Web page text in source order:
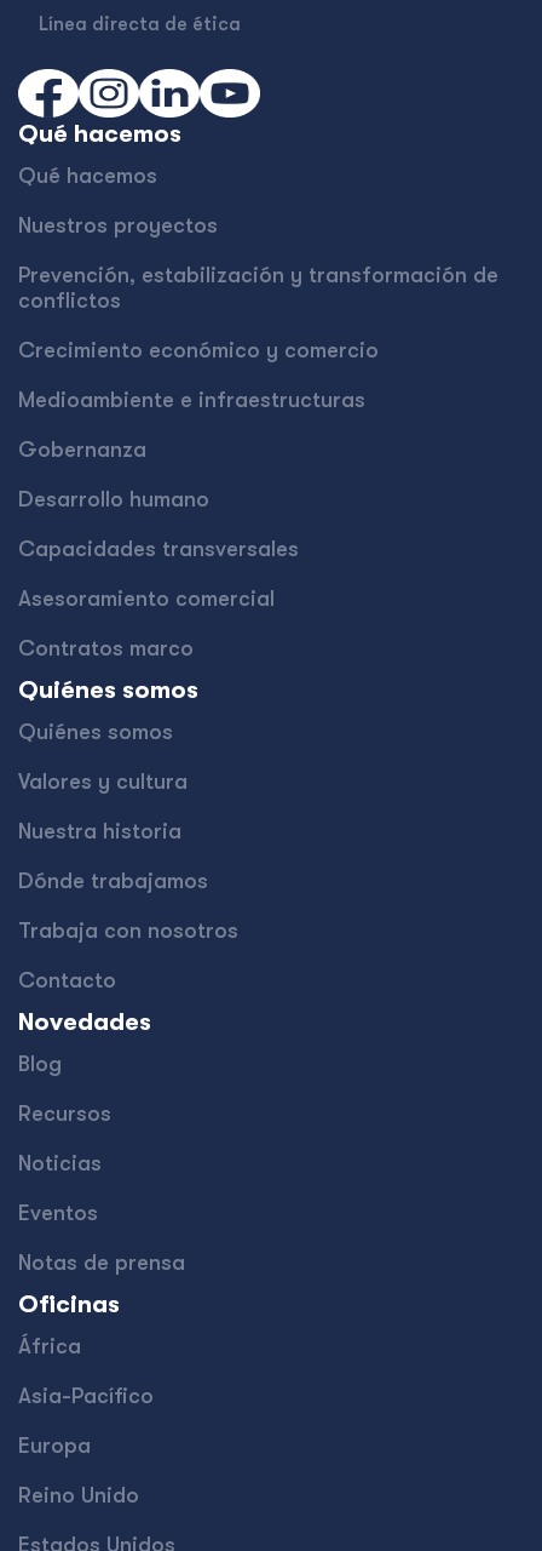
Línea directa de ética
Qué hacemos
Qué hacemos
Nuestros proyectos
Prevención, estabilización y transformación de
conflictos
Crecimiento económico y comercio
Medioambiente e infraestructuras
Gobernanza
Desarrollo humano
Capacidades transversales
Asesoramiento comercial
Contratos marco
Quiénes somos
Quiénes somos
Valores y cultura
Nuestra historia
Dónde trabajamos
Trabaja con nosotros
Contacto
Novedades
Blog
Recursos
Noticias
Eventos
Notas de prensa
Oficinas
África
Asia-Pacífico
Europa
Reino Unido
Estados Unidos